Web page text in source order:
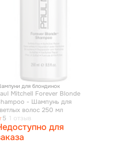
для блондинок
Mitchell Forever Blonde
- Шампунь для
волос 250 мл
5 1 отзыв
для